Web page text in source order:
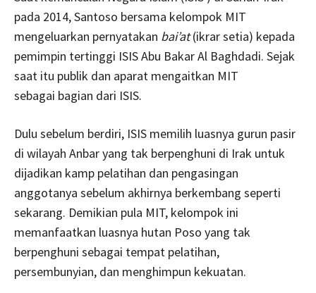
pada 2014, Santoso bersama kelompok MIT
mengeluarkan pernyatakan bai’at(ikrar setia) kepada
pemimpin tertinggi ISIS Abu Bakar Al Baghdadi. Sejak
saat itu publik dan aparat mengaitkan MIT
sebagai bagian dari ISIS.
Dulu sebelum berdiri, ISIS memilih luasnya gurun pasir
di wilayah Anbar yang tak berpenghuni di Irak untuk
dijadikan kamp pelatihan dan pengasingan
anggotanya sebelum akhirnya berkembang seperti
sekarang. Demikian pula MIT, kelompok ini
memanfaatkan luasnya hutan Poso yang tak
berpenghuni sebagai tempat pelatihan,
persembunyian, dan menghimpun kekuatan.